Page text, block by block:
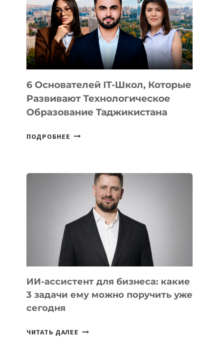
НОВОГО
УСТРОЙСТВА
ОТ
OPENAI
6 Основателей IT-Школ, Которые
Развивают Технологическое
Образование Таджикистана
ПОДРОБНЕЕ 6
КОТОРЫЕ
РАЗВИВАЮТ
ТЕХНОЛОГИЧЕСКОЕ
ОБРАЗОВАНИЕ
ТАДЖИКИСТАНА
ИИ-ассистент для бизнеса: какие
3 задачи ему можно поручить уже
сегодня
ЧИТАТЬ ДАЛЕЕ ИИ-